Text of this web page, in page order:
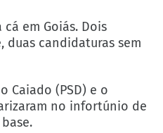
em Goiás. Dois
duas candidaturas sem
Caiado (PSD) e o
no infortúnio de